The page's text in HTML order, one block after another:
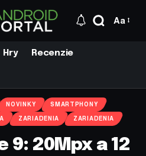
Aa
Hry Recenzie
NOVINKY SMARTPHONY
ZARIADENIA ZARIADENIA
9: 20Mpx a 12